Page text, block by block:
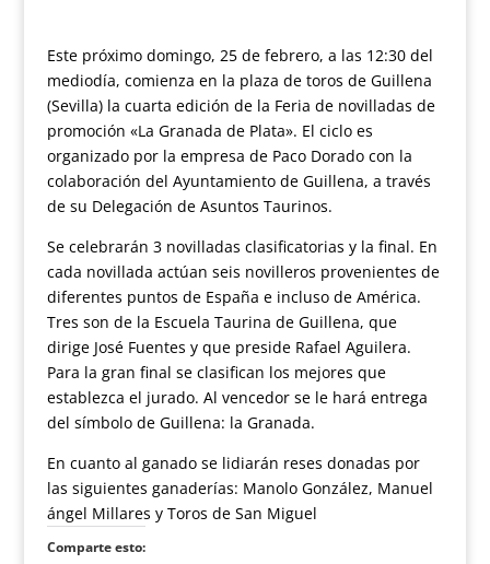
Este próximo domingo, 25 de febrero, a las 12:30 del
mediodía, comienza en la plaza de toros de Guillena
(Sevilla) la cuarta edición de la Feria de novilladas de
promoción «La Granada de Plata». El ciclo es
organizado por la empresa de Paco Dorado con la
colaboración del Ayuntamiento de Guillena, a través
de su Delegación de Asuntos Taurinos.
Se celebrarán 3 novilladas clasificatorias y la final. En
cada novillada actúan seis novilleros provenientes de
diferentes puntos de España e incluso de América.
Tres son de la Escuela Taurina de Guillena, que
dirige José Fuentes y que preside Rafael Aguilera.
Para la gran final se clasifican los mejores que
establezca el jurado. Al vencedor se le hará entrega
del símbolo de Guillena: la Granada.
En cuanto al ganado se lidiarán reses donadas por
las siguientes ganaderías: Manolo González, Manuel
ángel Millares y Toros de San Miguel
Comparte esto: